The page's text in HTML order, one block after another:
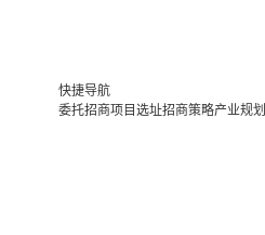
快捷导航
委托招商项目选址招商策略产业规划